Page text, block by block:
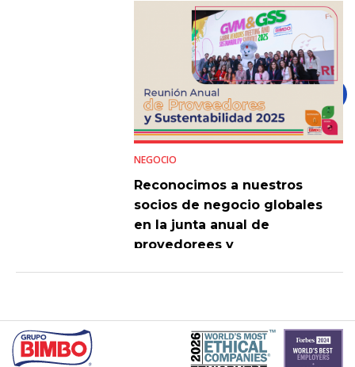
NEGOCIO
Reconocimos a nuestros
socios de negocio globales
en la junta anual de
provedorees y